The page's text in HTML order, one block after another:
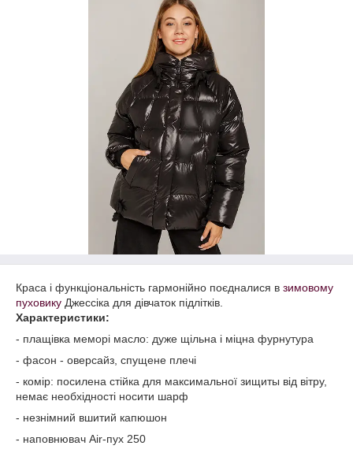
Краса і функціональність гармонійно поєдналися в зимовому
пуховику Джессіка для дівчаток підлітків.
Характеристики:
- плащівка меморі масло: дуже щільна і міцна фурнутура
- фасон - оверсайз, спущене плечі
- комір: посилена стійка для максимальної зищиты від вітру,
немає необхідності носити шарф
- незнімний вшитий капюшон
- наповнювач Air-пух 250